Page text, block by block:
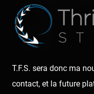
🖊️ Tony
Comment
T.F.S. sera donc ma
contact, et la future